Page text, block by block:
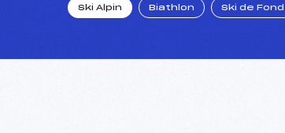
Ski Alpin Biathlon Ski de Fond